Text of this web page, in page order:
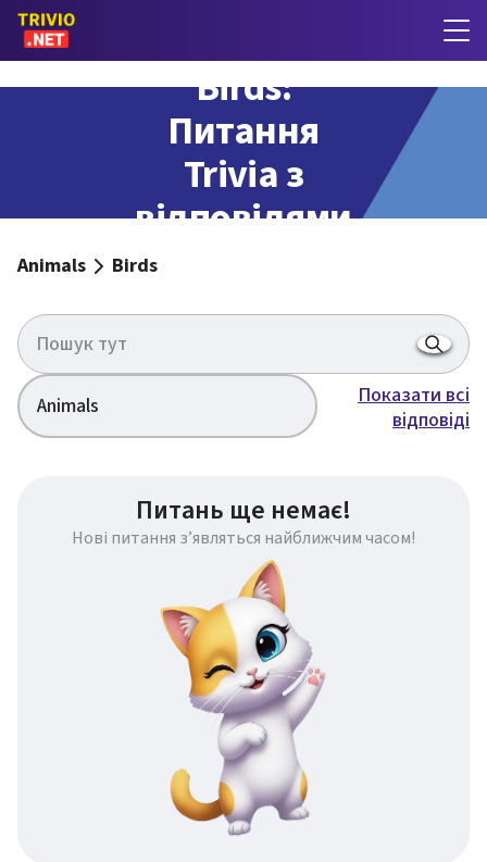
Birds:
Питання
Trivia з
відповідями
Animals Birds
Animals
Показати всі
відповіді
Питань ще немає!
Нові питання з’являться найближчим часом!